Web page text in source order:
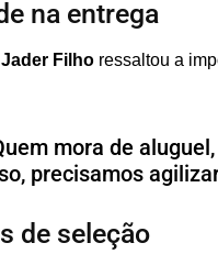
na entrega
Filho ressaltou a
mora de
precisamos
de seleção